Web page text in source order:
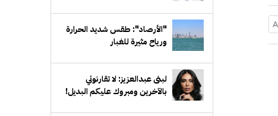
"الأرصاد": طقس شديد الحرارة
ورياح مثيرة للغبار
لبنى عبدالعزيز: لا تقارنوني
بالآخرين ومبروك عليكم البديل!